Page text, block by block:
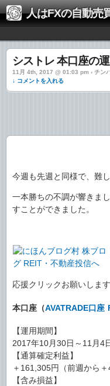
人はFXの自動売
シストレ 本口座の
11月 4th, 2017 @ 01:03 pm › チン
↓ コメントを入れる
今週も先週と同様で、難
一本勝ちの不調が響きま
すことができました。
応援クリックお願いしま
本口座（AVATRADE口座
【運用期間】
2017年10月30日～11月4
【通算確定利益】
＋161,305円（前週から＋
【含み損益】